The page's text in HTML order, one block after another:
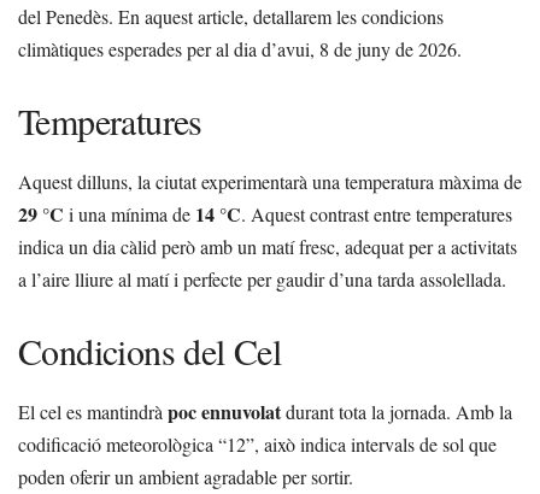
del Penedès. En aquest article, detallarem les condicions
climàtiques esperades per al dia d’avui, 8 de juny de 2026.
Temperatures
Aquest dilluns, la ciutat experimentarà una temperatura màxima de
29 °C i una mínima de 14 °C. Aquest contrast entre temperatures
indica un dia càlid però amb un matí fresc, adequat per a activitats
a l’aire lliure al matí i perfecte per gaudir d’una tarda assolellada.
Condicions del Cel
El cel es mantindràpoc ennuvolatdurant tota la jornada. Amb la
codificació meteorològica “12”, això indica intervals de sol que
poden oferir un ambient agradable per sortir.